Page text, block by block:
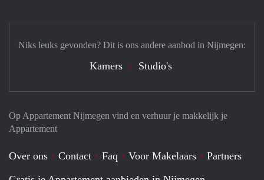
Op Appartement Nijmegen vind en verhuur je makkelijk je
Appartement
Over ons Contact Faq Voor Makelaars
Partners
Niks leuks gevonden? Dit is ons andere aanbod in Nijmegen:
Kamers Studio's